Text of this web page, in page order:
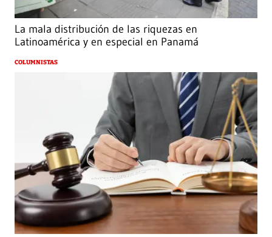
La mala distribución de las riquezas en
Latinoamérica y en especial en Panamá
COLUMNISTAS